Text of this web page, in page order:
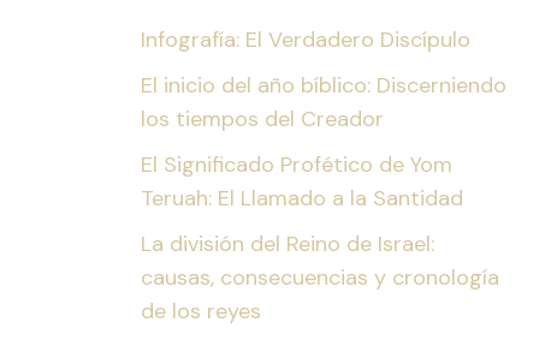
Infografía: El Verdadero Discípulo
El inicio del año bíblico: Discerniendo
los tiempos del Creador
El Significado Profético de Yom
Teruah: El Llamado a la Santidad
La división del Reino de Israel:
causas, consecuencias y cronología
de los reyes